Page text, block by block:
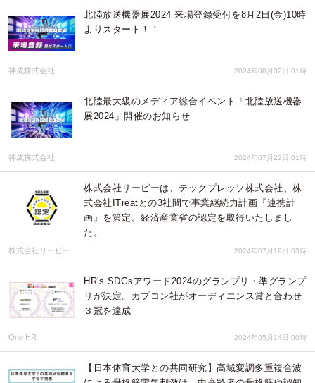
北陸放送機器展2024 来場登録受付を8月2日(金)10時
よりスタート！！
神成株式会社 2024年08月02日 01時
北陸最大級のメディア総合イベント「北陸放送機器
展2024」開催のお知らせ
神成株式会社 2024年07月22日 01時
株式会社リーピーは、テックプレッソ株式会社、株
式会社ITreatとの3社間で事業継続力計画『連携計
画』を策定。経済産業省の認定を取得いたしまし
た。
株式会社リーピー 2024年07月19日 03時
HR's SDGsアワード2024のグランプリ・準グランプ
リが決定。カプコン社がオーディエンス賞と合わせ
３冠を達成
One HR 2024年05月14日 00時
【日本体育大学との共同研究】高域変調多重複合波